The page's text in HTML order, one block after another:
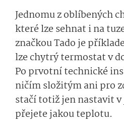
Jednomu z oblíbených
které lze sehnat i na
značkou Tado je
lze chytrý termostat v
Po prvotní technické
ničím složitým ani pro
stačí totiž jen nastavit v
přejete jakou teplotu.